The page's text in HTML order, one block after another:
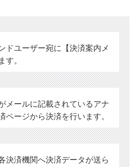
ドユーザー宛に【決済案内メ
。
メールに記載されているアナ
ページから決済を行います。
決済機関へ決済データが送ら